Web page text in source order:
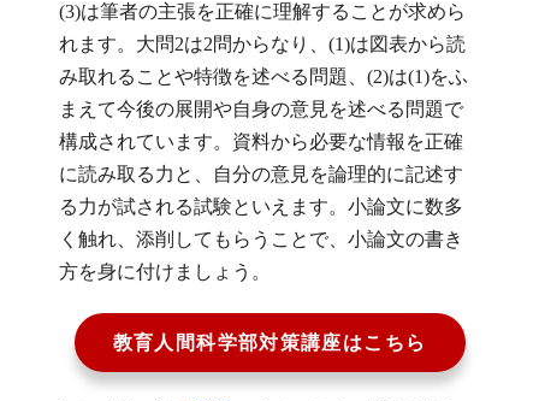
(3)は筆者の主張を正確に理解することが求めら
れます。大問2は2問からなり、(1)は図表から読
み取れることや特徴を述べる問題、(2)は(1)をふ
まえて今後の展開や自身の意見を述べる問題で
構成されています。資料から必要な情報を正確
に読み取る力と、自分の意見を論理的に記述す
る力が試される試験といえます。小論文に数多
く触れ、添削してもらうことで、小論文の書き
方を身に付けましょう。
教育人間科学部対策講座はこちら